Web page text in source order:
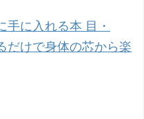
手に入れる本 目・
だけで身体の芯から楽